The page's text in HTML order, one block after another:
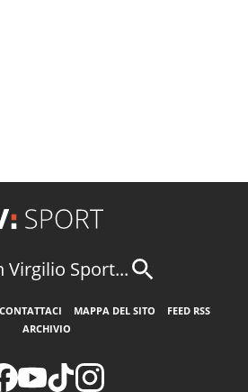
Virgilio Sport...
CONTATTACI MAPPA DEL SITO
FEED RSS
ARCHIVIO